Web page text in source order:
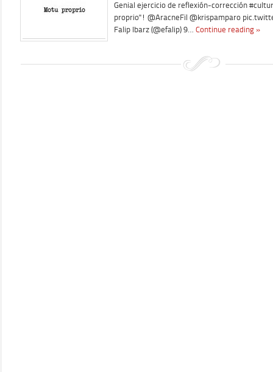
Genial ejercicio de reflexión-corrección
proprio"! @AracneFil @krispamparo
Falip Ibarz (@efalip) 9… Continue reading »